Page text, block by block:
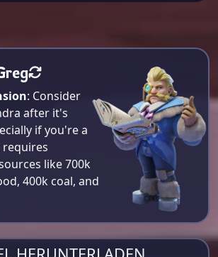
: Consider
after it's
if you're a
like 700k
400k coal, and